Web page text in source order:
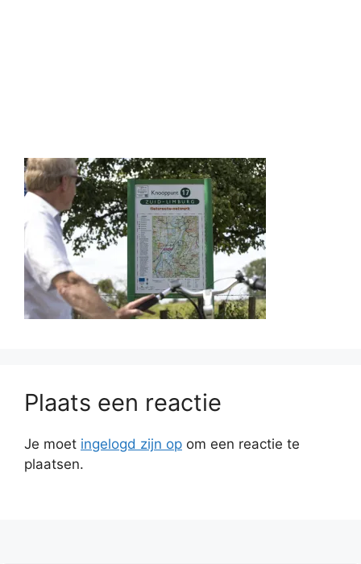
Plaats een reactie
Je moet ingelogd zijn op om een reactie te
plaatsen.